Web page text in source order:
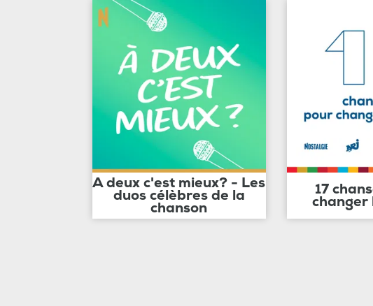
A deux c'est mieux? - Les
duos célèbres de la
chanson
17
changer